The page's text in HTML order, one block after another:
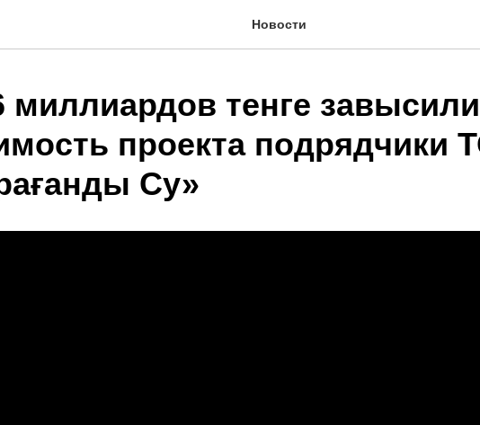
Новости
миллиардов тенге завысили
проекта подрядчики
Су»